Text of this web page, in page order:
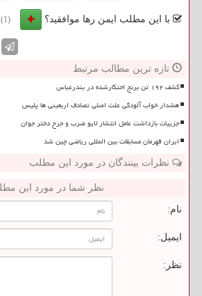
با این مطلب ایمن رها موافقید؟ (1)
تازه ترین مطالب مرتبط
کشف ۱۹۲ تن برنج احتکارشده در بندرعباس
هشدار خواب آلودگی علت اصلی تصادف اربعینی ها پلیس
جزییات بازداشت عامل انتشار لایو ضرب و جرح دختر جوان
ایران قهرمان مسابقات بین المللی ریاضی چین شد
نظرات بینندگان در مورد این مطلب
نظر شما در مورد این
نام:
ایمیل:
نظر: